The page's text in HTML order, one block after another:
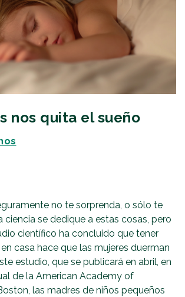
nos quita el sueño
no te sorprenda, o sólo te
ciencia se dedique a estas cosas, pero
científico ha concluido que tener
casa hace que las mujeres duerman
estudio, que se publicará en abril, en
de la American Academy of
las madres de niños pequeños